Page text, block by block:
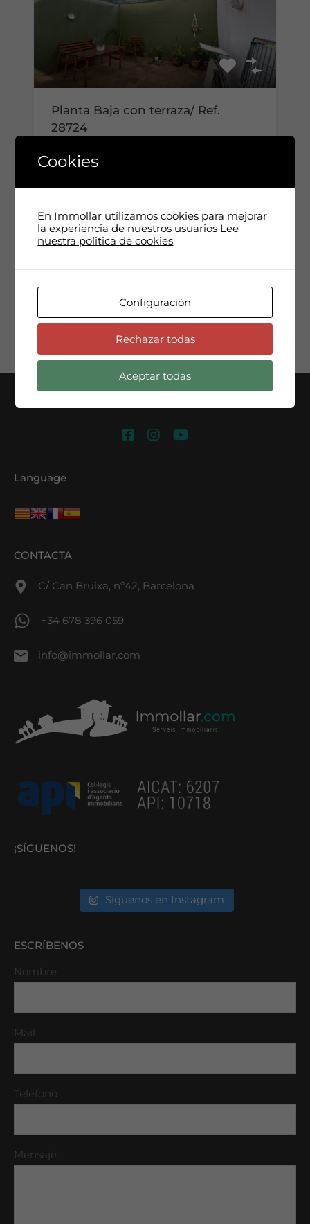
Planta Baja con terraza/ Ref.
28724
Área
226.000€ 235.000€
Language
CONTACTA
C/ Can Bruixa, nº42, Barcelona
+34 678 396 059
info@immollar.com
¡SÍGUENOS!
Síguenos en Instagram
ESCRÍBENOS
Nombre
Mail
Teléfono
Mensaje
Cookies
En Immollar utilizamos cookies para mejorar
la experiencia de nuestros usuarios Lee
nuestra politica de cookies
Configuración
Rechazar todas
Aceptar todas